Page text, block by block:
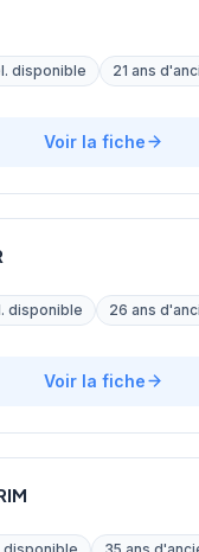
disponible
21 ans
Voir la fiche
disponible
26 ans
Voir la fiche